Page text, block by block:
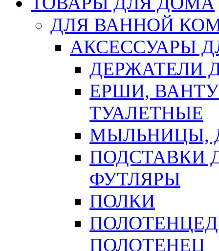
ДЛЯ ВАННОЙ
АКСЕССУАРЫ
ДЕРЖАТЕЛИ
ЕРШИ,
ТУАЛЕТНЫЕ
МЫЛЬНИЦЫ,
ПОДСТАВКИ
ФУТЛЯРЫ
ПОЛКИ
ПОЛОТЕНЕЦ